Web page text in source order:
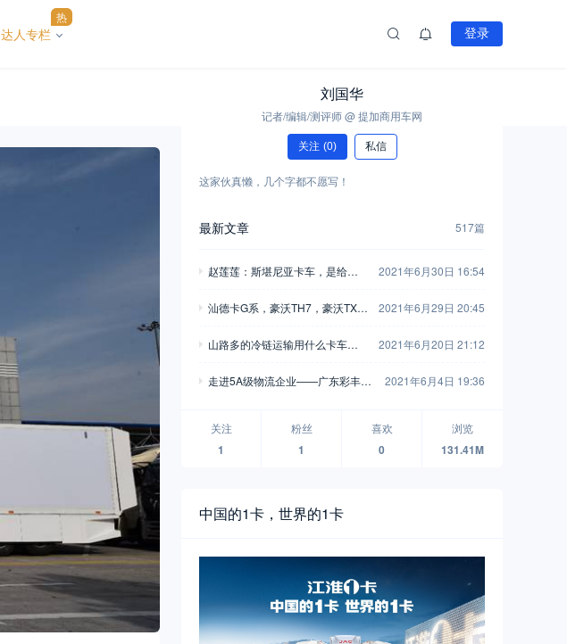
达人专栏
热
登录
刘国华
记者/编辑/测评师 @ 提加商用车网
关注 (0) 私信
这家伙真懒，几个字都不愿写！
最新文章 517篇
赵莲莲：斯堪尼亚卡车，是给女
2021年6月30日 16:54
汕德卡G系，豪沃TH7，豪沃TX，
重汽三大明星车型
2021年6月29日 20:45
山路多的冷链运输用什么卡车
堪尼亚
2021年6月20日 21:12
走进5A级物流企业——广东彩丰，
型
2021年6月4日 19:36
关注
1
粉丝
1
喜欢
0
浏览
131.41M
中国的1卡，世界的1卡